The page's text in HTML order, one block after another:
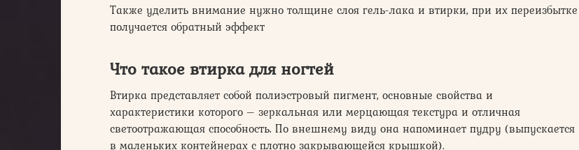
Также уделить внимание нужно толщине слоя гель-лака и втирки, при их переизбытке
получается обратный эффект
Что такое втирка для ногтей
Втирка представляет собой полиэстровый пигмент, основные свойства и
характеристики которого – зеркальная или мерцающая текстура и отличная
светоотражающая способность. По внешнему виду она напоминает пудру (выпускается
в маленьких контейнерах с плотно закрывающейся крышкой).